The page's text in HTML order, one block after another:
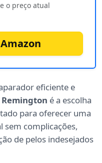
o preço atual
eficiente e
é a escolha
para oferecer uma
sem complicações,
de pelos indesejados